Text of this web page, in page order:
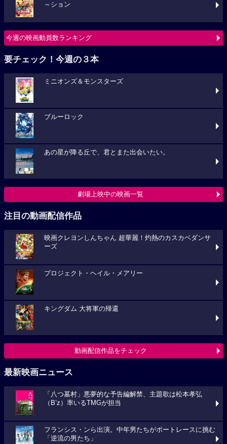
～ション
今週の映画動員数ランキング
要チェック！今週の３本
ミニオンズ＆モンスターズ
ブルーロック
あの星が降る丘で、君とまた出会いたい。
劇場上映中の映画一覧
注目の動画配信作品
映画クレヨンしんちゃん 超華麗！灼熱のカスカベダンサ
ーズ
プロジェクト・ヘイル・メアリー
キングダム 大将軍の帰還
動画配信作品をチェック
最新映画ニュース
「八つ墓村」悪夢的な予告編解禁、主題歌は松本孝弘
（B’z）率いるTMGが担当
フランシス・ンら出演。中年男たちがボートレースに挑む
「逆流の男たち」